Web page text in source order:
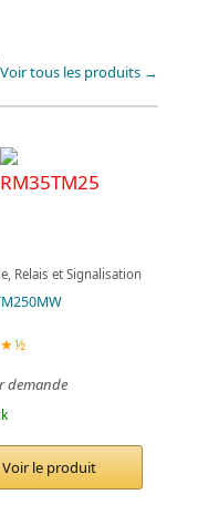
Voir tous les produits →
Relais et Signalisation
demande
Voir le produit